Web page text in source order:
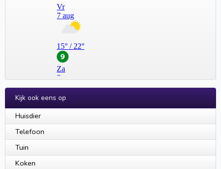
Kijk ook eens op
Huisdier
Telefoon
Tuin
Koken